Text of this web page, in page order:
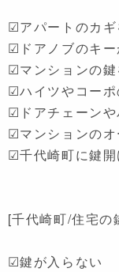
☑アパートのカ
☑ドアノブのキ
☑マンションの
☑ハイツやコーポ
☑ドアチェーンや
☑マンションのオ
☑千代崎町に鍵開
[千代崎町/住宅の
☑鍵が入らない